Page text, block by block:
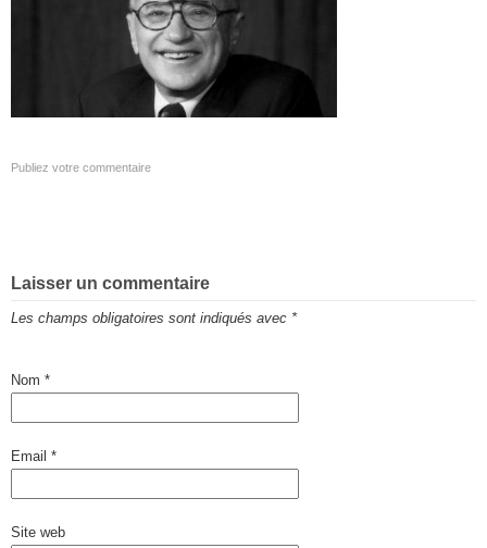
Publiez votre commentaire
Laisser un commentaire
Les champs obligatoires sont indiqués avec *
Nom *
Email *
Site web